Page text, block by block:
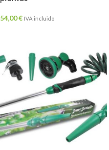
54,00€ IVA incluido